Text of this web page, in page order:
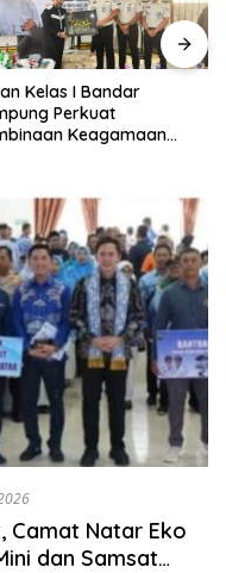
Kelas I Bandar
Perkuat
Keagamaan
Camat Natar Eko
dan Samsat